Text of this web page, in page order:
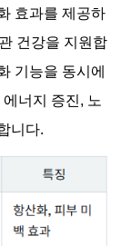
효과를 제공하
건강을 지원합
기능을 동시에
너지 증진, 노
니다.